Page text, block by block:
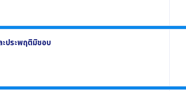
ที่ อย่างน้อยประกอบด้วย
ะประพฤติมิชอบ
ทุจริตและประพฤติมิชอบ อย่างน้อยประกอบด้วย